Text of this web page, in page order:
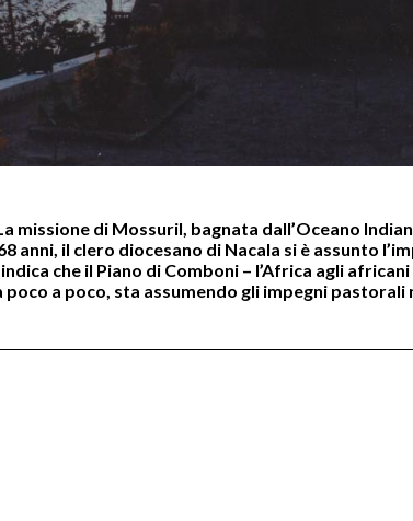
missione di Mossuril, bagnata dall’Oceano
anni, il clero diocesano di Nacala si è assunto
che il Piano di Comboni – l’Africa agli africani
a poco, sta assumendo gli impegni pastorali